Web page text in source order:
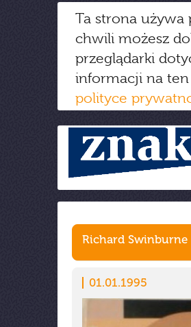
Ta strona używa
chwili możesz
przeglądarki
informacji na
polityce
Richard Swinburne
01.01.1995